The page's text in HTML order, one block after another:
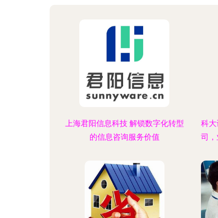
上海君阳信息科技 解锁数字化转型
的信息咨询服务价值
科
司